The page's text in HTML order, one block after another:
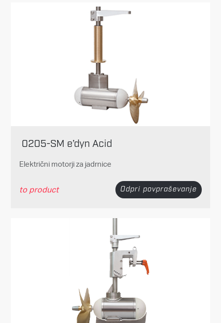
0205-SM e’dyn Acid
Električni motorji za jadrnice
to product Odpri povpraševanje